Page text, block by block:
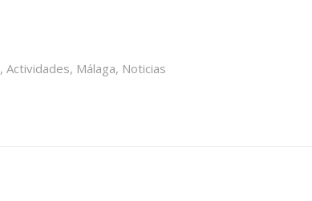
, Actividades, Málaga, Noticias